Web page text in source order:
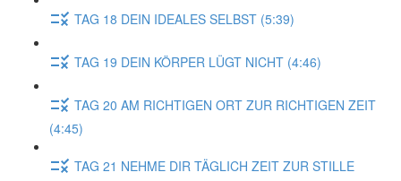
TAG 18 DEIN IDEALES SELBST (5:39)
TAG 19 DEIN KÖRPER LÜGT NICHT (4:46)
TAG 20 AM RICHTIGEN ORT ZUR RICHTIGEN ZEIT
(4:45)
TAG 21 NEHME DIR TÄGLICH ZEIT ZUR STILLE